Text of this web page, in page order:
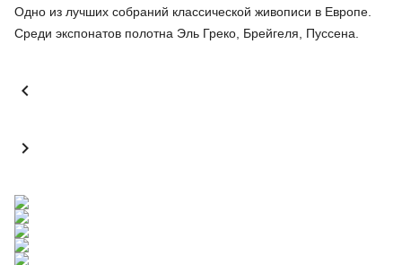
Одно из лучших собраний классической живописи в Европе.
Среди экспонатов полотна Эль Греко, Брейгеля, Пуссена.

